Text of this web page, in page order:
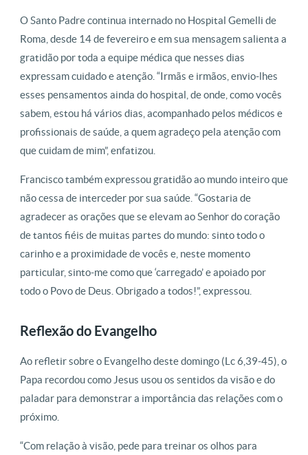
O Santo Padre continua internado no Hospital Gemelli de
Roma, desde 14 de fevereiro e em sua mensagem salienta a
gratidão por toda a equipe médica que nesses dias
expressam cuidado e atenção. “Irmãs e irmãos, envio-lhes
esses pensamentos ainda do hospital, de onde, como vocês
sabem, estou há vários dias, acompanhado pelos médicos e
profissionais de saúde, a quem agradeço pela atenção com
que cuidam de mim”, enfatizou.
Francisco também expressou gratidão ao mundo inteiro que
não cessa de interceder por sua saúde. “Gostaria de
agradecer as orações que se elevam ao Senhor do coração
de tantos fiéis de muitas partes do mundo: sinto todo o
carinho e a proximidade de vocês e, neste momento
particular, sinto-me como que ‘carregado’ e apoiado por
todo o Povo de Deus. Obrigado a todos!”, expressou.
Reflexão do Evangelho
Ao refletir sobre o Evangelho deste domingo (Lc 6,39-45), o
Papa recordou como Jesus usou os sentidos da visão e do
paladar para demonstrar a importância das relações com o
próximo.
“Com relação à visão, pede para treinar os olhos para